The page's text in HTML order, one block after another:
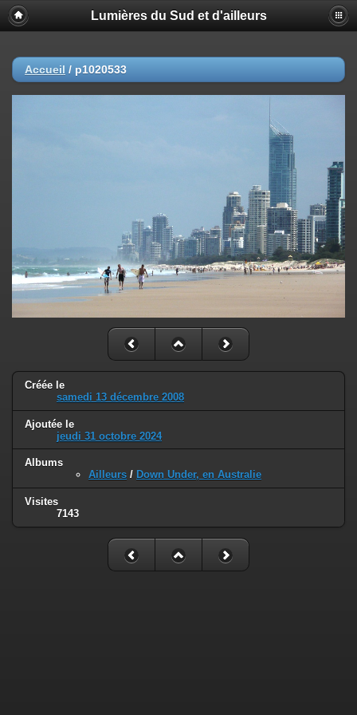
Lumières du Sud et d'ailleurs
Accueil / p1020533
Créée le
samedi 13 décembre 2008
Ajoutée le
jeudi 31 octobre 2024
Albums
Ailleurs / Down Under, en Australie
Visites
7143